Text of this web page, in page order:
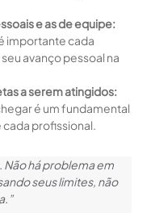
e as de equipe:
importante cada
avanço pessoal na
a serem atingidos:
é um fundamental
profissional.
Não há problema em
seus limites, não